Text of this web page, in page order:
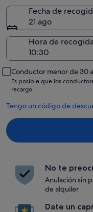
Fecha de
21 ago
Hora de recogida
Conductor menor de 30
Es posible que los
recargo.
Tengo un código de
No te
Anulación sin
de alquiler
Date un